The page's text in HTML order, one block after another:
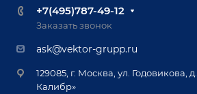
Вопрос ответ
Реквизиты
Документы
Оборудование для приварки крепежа
Приварной крепеж
Специализированные решения для
Позиционеры и вращатели
Лизинг
Гарантия
+7(495)787-49-12
Заказать звонок
ask@vektor-grupp.ru
129085, г. Москва, ул. Годовикова,
Калибр»